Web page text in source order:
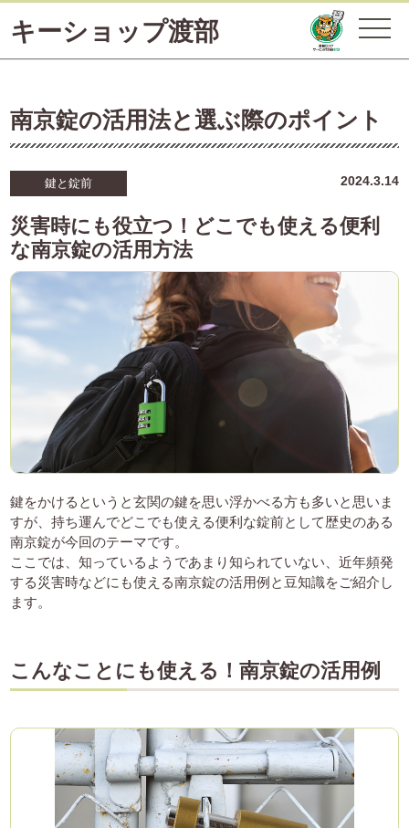
キーショップ渡部
南京錠の活用法と選ぶ際のポイント
鍵と錠前 2024.3.14
災害時にも役立つ！どこでも使える便利
な南京錠の活用方法
鍵をかけるというと玄関の鍵を思い浮かべる方も多いと思いま
すが、持ち運んでどこでも使える便利な錠前として歴史のある
南京錠が今回のテーマです。
ここでは、知っているようであまり知られていない、近年頻発
する災害時などにも使える南京錠の活用例と豆知識をご紹介し
ます。
こんなことにも使える！南京錠の活用例